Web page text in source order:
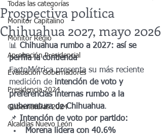
Todas las categorías
Monitor Capitalino
Monitor Regio
Aprobación Presidencial
Evaluación Gobernadores
Presidencia 2024
Gubernaturas 2024
Alcaldías Nuevo León
Prospectiva política
Chihuahua 2027, mayo 2026
📊 Chihuahua rumbo a 2027: así se
perfila la contienda
FactoMétrica presenta su más reciente
medición de intención de voto y
preferencias internas rumbo a la
gubernatura de Chihuahua.
📌 Intención de voto por partido:
Morena lidera con 40.6%